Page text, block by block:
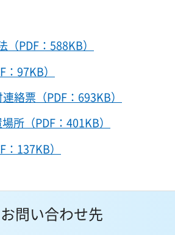
PDF：588KB）
97KB）
絡票（PDF：693KB）
所（PDF：401KB）
137KB）
問い合わせ先